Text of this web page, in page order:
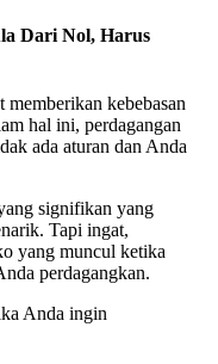
Dari Nol, Harus
kebebasan
hal ini, perdagangan
ada aturan dan Anda
signifikan yang
Tapi ingat,
yang muncul ketika
perdagangkan.
Anda ingin